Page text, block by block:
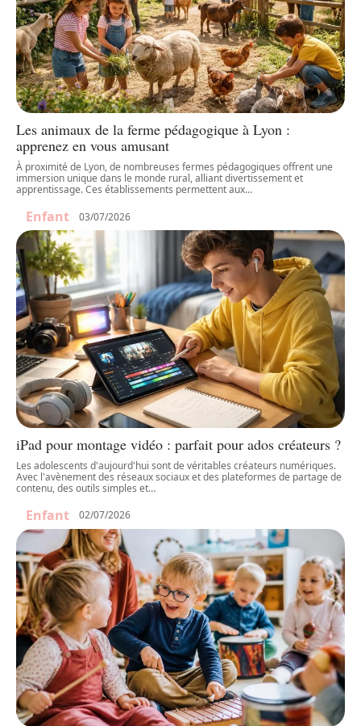
Les animaux de la ferme pédagogique à Lyon :
apprenez en vous amusant
À proximité de Lyon, de nombreuses fermes pédagogiques offrent une
immersion unique dans le monde rural, alliant divertissement et
apprentissage. Ces établissements permettent aux…
Enfant 03/07/2026
iPad pour montage vidéo : parfait pour ados créateurs ?
Les adolescents d'aujourd'hui sont de véritables créateurs numériques.
Avec l'avènement des réseaux sociaux et des plateformes de partage de
contenu, des outils simples et…
Enfant 02/07/2026